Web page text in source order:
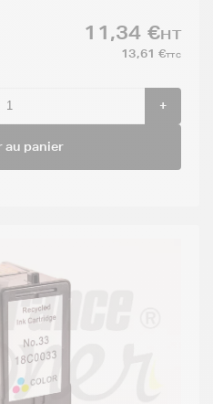
11,34 €HT
13,61 €TTC
+
au panier